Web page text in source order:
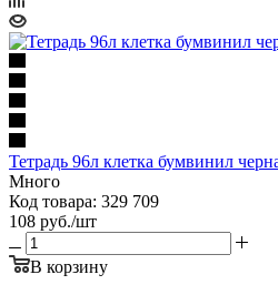
Тетрадь 96л клетка бумвинил
Много
Код товара: 329 709
108 руб./шт
В корзину